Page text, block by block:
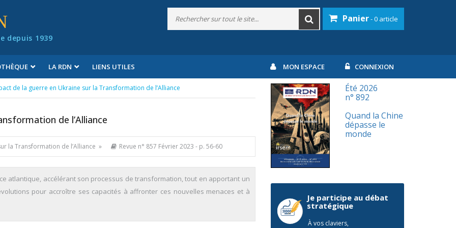
depuis 1939
Panier- 0 article
LA RDN LIENS UTILES MON ESPACE CONNEXION
de la guerre en Ukraine sur la Transformation de l’Alliance
de l’Alliance
la Transformation de l’Alliance » Revue n° 857 Février 2023 - p. 56-60
atlantique, accélérant son processus de transformation, tout en apportant un
pour accroître ses capacités à affronter ces nouvelles menaces et à
Été 2026
n° 892
Quand la Chine
dépasse le
monde
Je participe au débat
stratégique
À vos claviers,